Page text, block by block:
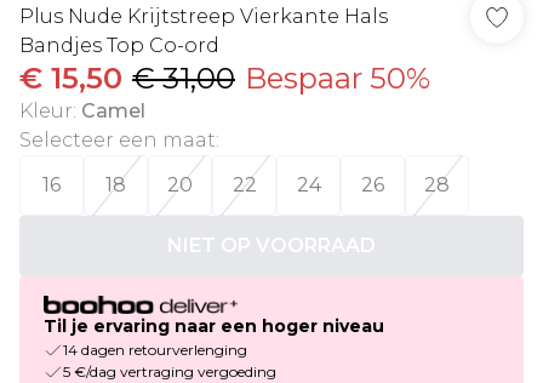
Plus Nude Krijtstreep Vierkante Hals
Bandjes Top Co-ord
€ 15,50 € 31,00 Bespaar 50%
Kleur: Camel
Selecteer een maat:
16
18 20 22 24 26 28
NIET OP VOORRAAD
Til je ervaring naar een hoger niveau
14 dagen retourverlenging
5 €/dag vertraging vergoeding